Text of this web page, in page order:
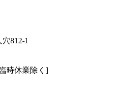
812-1
時休業除く]